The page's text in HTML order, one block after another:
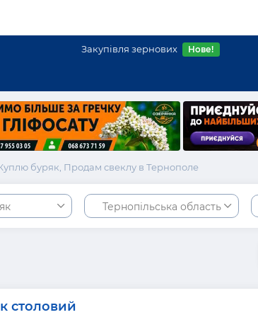
Закупівля зернових Нове!
буряк, Продам свеклу в Тернополе
Тернопільська область
столовий